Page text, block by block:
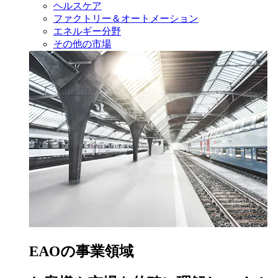
ヘルスケア
ファクトリー＆オートメーション
エネルギー分野
その他の市場
EAOの事業領域